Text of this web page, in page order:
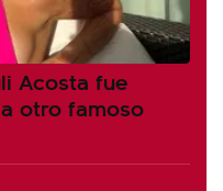
Acosta fue
otro famoso